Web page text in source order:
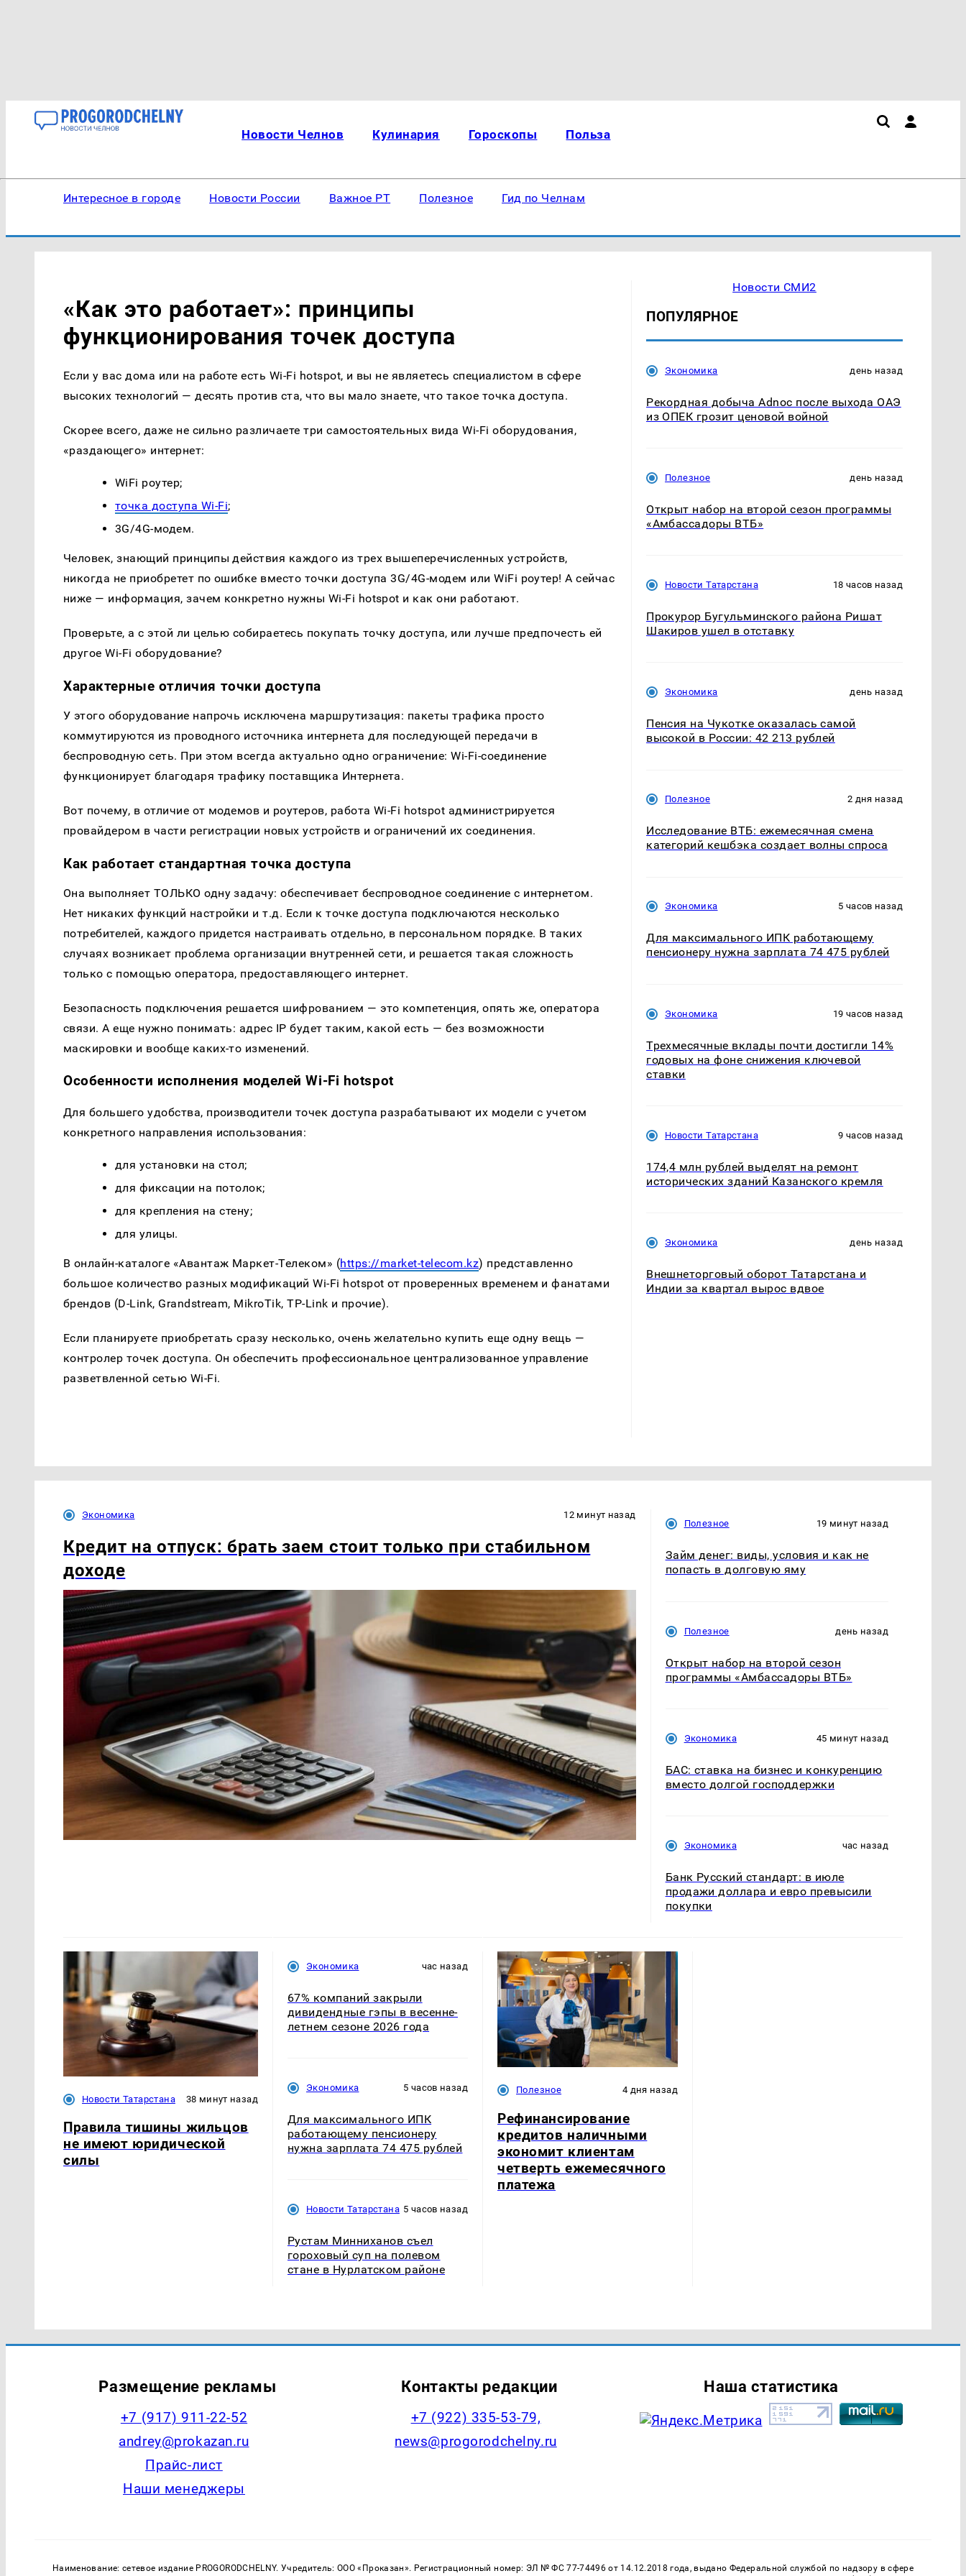
Новости Челнов Кулинария Гороскопы Польза
Интересное в городе Новости России Важное РТ Полезное Гид по Челнам
«Как это работает»: принципы
функционирования точек доступа
Если у вас дома или на работе есть Wi-Fi hotspot, и вы не являетесь специалистом в сфере
высоких технологий — десять против ста, что вы мало знаете, что такое точка доступа.
Скорее всего, даже не сильно различаете три самостоятельных вида Wi-Fi оборудования,
«раздающего» интернет:
WiFi роутер;
точка доступа Wi-Fi;
3G/4G-модем.
Человек, знающий принципы действия каждого из трех вышеперечисленных устройств,
никогда не приобретет по ошибке вместо точки доступа 3G/4G-модем или WiFi роутер! А сейчас
ниже — информация, зачем конкретно нужны Wi-Fi hotspot и как они работают.
Проверьте, а с этой ли целью собираетесь покупать точку доступа, или лучше предпочесть ей
другое Wi-Fi оборудование?
Характерные отличия точки доступа
У этого оборудование напрочь исключена маршрутизация: пакеты трафика просто
коммутируются из проводного источника интернета для последующей передачи в
беспроводную сеть. При этом всегда актуально одно ограничение: Wi-Fi-соединение
функционирует благодаря трафику поставщика Интернета.
Вот почему, в отличие от модемов и роутеров, работа Wi-Fi hotspot администрируется
провайдером в части регистрации новых устройств и ограничений их соединения.
Как работает стандартная точка доступа
Она выполняет ТОЛЬКО одну задачу: обеспечивает беспроводное соединение с интернетом.
Нет никаких функций настройки и т.д. Если к точке доступа подключаются несколько
потребителей, каждого придется настраивать отдельно, в персональном порядке. В таких
случаях возникает проблема организации внутренней сети, и решается такая сложность
только с помощью оператора, предоставляющего интернет.
Безопасность подключения решается шифрованием — это компетенция, опять же, оператора
связи. А еще нужно понимать: адрес IP будет таким, какой есть — без возможности
маскировки и вообще каких-то изменений.
Особенности исполнения моделей Wi-Fi hotspot
Для большего удобства, производители точек доступа разрабатывают их модели с учетом
конкретного направления использования:
для установки на стол;
для фиксации на потолок;
для крепления на стену;
для улицы.
В онлайн-каталоге «Авантаж Маркет-Телеком» (https://market-telecom.kz) представленно
большое количество разных модификаций Wi-Fi hotspot от проверенных временем и фанатами
брендов (D-Link, Grandstream, MikroTik, TP-Link и прочие).
Если планируете приобретать сразу несколько, очень желательно купить еще одну вещь —
контролер точек доступа. Он обеспечить профессиональное централизованное управление
разветвленной сетью Wi-Fi.
Новости СМИ2
ПОПУЛЯРНОЕ
Экономика день назад
Рекордная добыча Adnoc после выхода ОАЭ
из ОПЕК грозит ценовой войной
Полезное день назад
Открыт набор на второй сезон программы
«Амбассадоры ВТБ»
Новости Татарстана 18 часов назад
Прокурор Бугульминского района Ришат
Шакиров ушел в отставку
Экономика день назад
Пенсия на Чукотке оказалась самой
высокой в России: 42 213 рублей
Полезное 2 дня назад
Исследование ВТБ: ежемесячная смена
категорий кешбэка создает волны спроса
Экономика 5 часов назад
Для максимального ИПК работающему
пенсионеру нужна зарплата 74 475 рублей
Экономика 19 часов назад
Трехмесячные вклады почти достигли 14%
годовых на фоне снижения ключевой
ставки
Новости Татарстана 9 часов назад
174,4 млн рублей выделят на ремонт
исторических зданий Казанского кремля
Экономика день назад
Внешнеторговый оборот Татарстана и
Индии за квартал вырос вдвое
Экономика 12 минут назад
Кредит на отпуск: брать заем стоит только при стабильном
доходе
Полезное 19 минут назад
Займ денег: виды, условия и как не
попасть в долговую яму
Полезное день назад
Открыт набор на второй сезон
программы «Амбассадоры ВТБ»
Экономика 45 минут назад
БАС: ставка на бизнес и конкуренцию
вместо долгой господдержки
Экономика час назад
Банк Русский стандарт: в июле
продажи доллара и евро превысили
покупки
Новости Татарстана 38 минут назад
Правила тишины жильцов
не имеют юридической
силы
Экономика час назад
67% компаний закрыли
дивидендные гэпы в весенне-
летнем сезоне 2026 года
Экономика 5 часов назад
Для максимального ИПК
работающему пенсионеру
нужна зарплата 74 475 рублей
Новости Татарстана 5 часов назад
Рустам Минниханов съел
гороховый суп на полевом
стане в Нурлатском районе
Полезное 4 дня назад
Рефинансирование
кредитов наличными
экономит клиентам
четверть ежемесячного
платежа
Размещение рекламы
+7 (917) 911-22-52
andrey@prokazan.ru
Прайс-лист
Наши менеджеры
Контакты редакции
+7 (922) 335-53-79,
news@progorodchelny.ru
Наша статистика
Наименование: сетевое издание PROGORODCHELNY. Учредитель: ООО «Проказан». Регистрационный номер: ЭЛ № ФС 77-74496 от 14.12.2018 года, выдано Федеральной службой по надзору в сфере